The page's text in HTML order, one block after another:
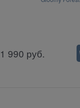
1 990 руб.